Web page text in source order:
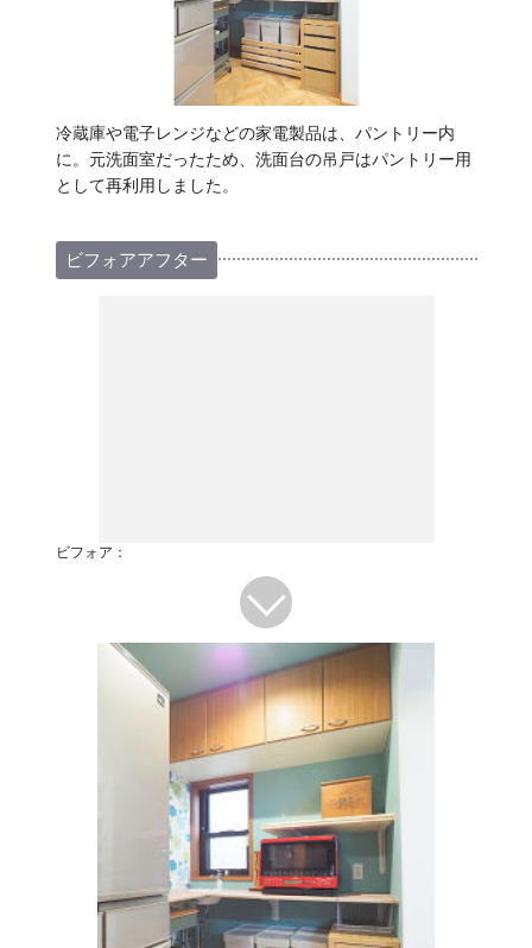
冷蔵庫や電子レンジなどの家電製品は、パントリー内
に。元洗面室だったため、洗面台の吊戸はパントリー用
として再利用しました。
ビフォアアフター
ビフォア：